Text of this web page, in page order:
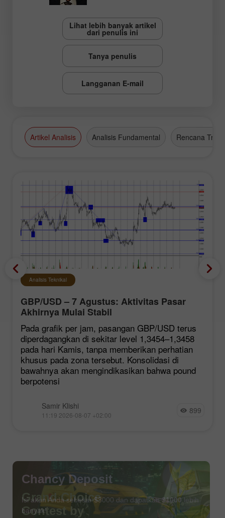
Lihat lebih banyak artikel
dari penulis ini
Tanya penulis
Langganan E-mail
Artikel Analisis Analisis Fundamental Rencana
Analisis Teknikal
GBP/USD – 7 Agustus: Aktivitas Pasar
Akhirnya Mulai Stabil
Pada grafik per jam, pasangan GBP/USD terus
diperdagangkan di sekitar level 1,3454–1,3458
pada hari Kamis, tanpa memberikan perhatian
khusus pada zona tersebut. Konsolidasi di
bawahnya akan mengindikasikan bahwa pound
berpotensi
Samir Klishi
11:19 2026-08-07 +02:00 899
Chancy Deposit
Isi akun Anda sebesar $3000 dan dapatkan$1000 lebih
banyak!